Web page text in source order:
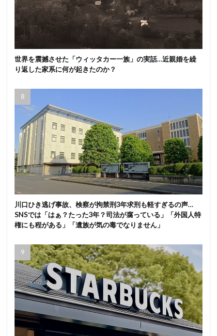
世界を震撼させた「ウィッタカー一族」の実話…近親婚を繰
り返した家系に何が起きたのか？
川口ひき逃げ事故、検察が拘禁刑3年求刑も軽すぎるの声…
SNSでは「はぁ？たった3年？司法が腐っている」「外国人特
権にも程がある」「遺族が気の毒でなりません」